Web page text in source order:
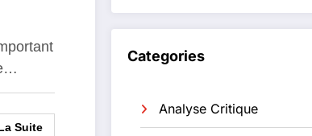
Suite
Categories
Analyse Critique